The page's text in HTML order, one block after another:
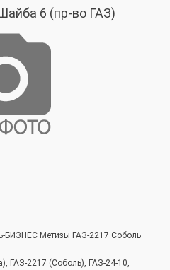
6 (пр-во ГАЗ)
БИЗНЕС Метизы ГАЗ-2217 Соболь
ГАЗ-2217 (Соболь), ГАЗ-24-10,